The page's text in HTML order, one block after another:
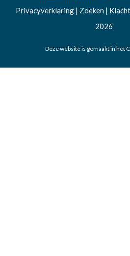
Privacyverklaring| Zoeken|
2026
Deze website is gemaakt in het